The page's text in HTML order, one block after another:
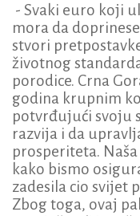
- Svaki euro koji
mora da
stvori
životnog
porodice. Crna
godina krupnim
potvrđujući svoju
razvija i da
prosperiteta.
kako bismo
zadesila cio svijet
Zbog toga, ovaj